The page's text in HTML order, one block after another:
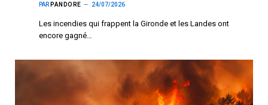
PAR PANDORE 24/07/2026
Les incendies qui frappent la Gironde et les Landes ont
encore gagné…